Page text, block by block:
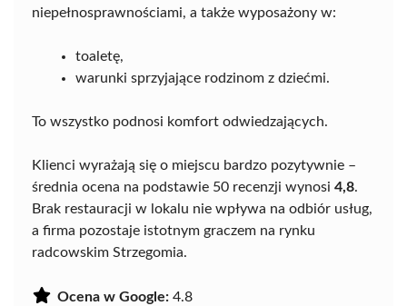
niepełnosprawnościami, a także wyposażony w:
toaletę,
warunki sprzyjające rodzinom z dziećmi.
To wszystko podnosi komfort odwiedzających.
Klienci wyrażają się o miejscu bardzo pozytywnie –
średnia ocena na podstawie 50 recenzji wynosi 4,8.
Brak restauracji w lokalu nie wpływa na odbiór usług,
a firma pozostaje istotnym graczem na rynku
radcowskim Strzegomia.
Ocena w Google: 4.8